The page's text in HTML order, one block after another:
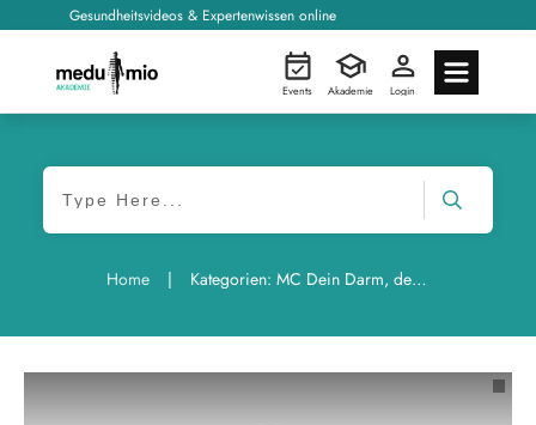
Gesundheitsvideos & Expertenwissen online
Events Akademie Login
Home | Kategorien: MC Dein Darm, dein Plan